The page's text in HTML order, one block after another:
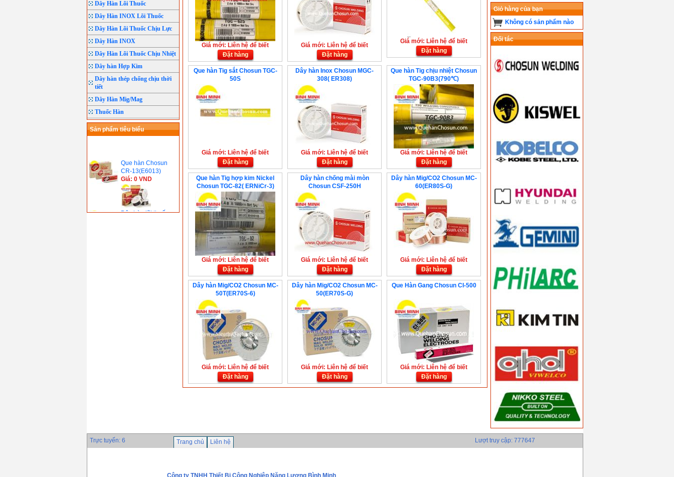
Dây Hàn Lõi Thuốc
Dây Hàn INOX Lõi Thuốc
Dây Hàn Lõi Thuốc Chịu Lực
Dây Hàn INOX
Dây Hàn Lõi Thuốc Chịu Nhiệt
Dây hàn Hợp Kim
Dây hàn thép chống chịu thời
tiết
Dây Hàn Mig/Mag
Thuốc Hàn
Sản phẩm tiêu biểu
Que hàn Chosun
CR-13(E6013)
Giá: 0 VND
Dây hàn lõi thuốc
Giá mới: Liên hệ để biết
Đặt hàng
Giá mới: Liên hệ để biết
Đặt hàng
Giá mới: Liên hệ để biết
Đặt hàng
Que hàn Tig sắt Chosun TGC-
50S
Giá mới: Liên hệ để biết
Đặt hàng
Dây hàn Inox Chosun MGC-
308( ER308)
Giá mới: Liên hệ để biết
Đặt hàng
Que hàn Tig chịu nhiệt Chosun
TGC-90B3(790℃)
Giá mới: Liên hệ để biết
Đặt hàng
Que hàn Tig hợp kim Nickel
Chosun TGC-82( ERNiCr-3)
Giá mới: Liên hệ để biết
Đặt hàng
Dây hàn chống mài mòn
Chosun CSF-250H
Giá mới: Liên hệ để biết
Đặt hàng
Dây hàn Mig/CO2 Chosun MC-
60(ER80S-G)
Giá mới: Liên hệ để biết
Đặt hàng
Dây hàn Mig/CO2 Chosun MC-
50T(ER70S-6)
Giá mới: Liên hệ để biết
Đặt hàng
Dây hàn Mig/CO2 Chosun MC-
50(ER70S-G)
Giá mới: Liên hệ để biết
Đặt hàng
Que Hàn Gang Chosun CI-500
Giá mới: Liên hệ để biết
Đặt hàng
Giỏ hàng của bạn
Không có sản phẩm nào
Đối tác
Trực tuyến: 6 Trang chủ Liên hệ Lượt truy cập: 777647
Công ty TNHH Thiết Bị Công Nghiệp Năng Lượng Bình Minh